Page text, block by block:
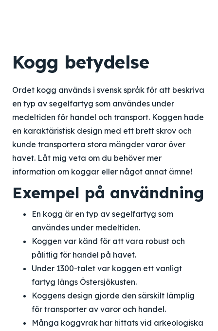
Kogg betydelse
Ordet kogg används i svensk språk för att beskriva
en typ av segelfartyg som användes under
medeltiden för handel och transport. Koggen hade
en karaktäristisk design med ett brett skrov och
kunde transportera stora mängder varor över
havet. Låt mig veta om du behöver mer
information om koggar eller något annat ämne!
Exempel på användning
En kogg är en typ av segelfartyg som
användes under medeltiden.
Koggen var känd för att vara robust och
pålitlig för handel på havet.
Under 1300-talet var koggen ett vanligt
fartyg längs Östersjökusten.
Koggens design gjorde den särskilt lämplig
för transporter av varor och handel.
Många koggvrak har hittats vid arkeologiska